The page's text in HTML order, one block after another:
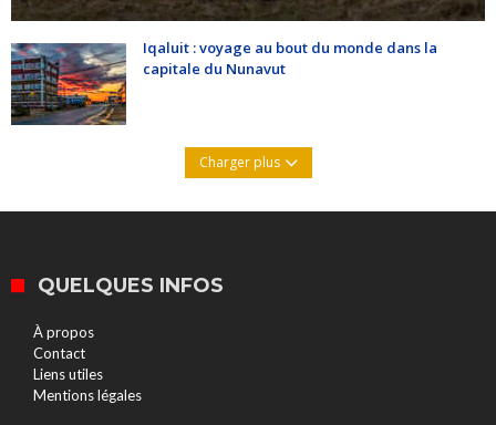
Iqaluit : voyage au bout du monde dans la
capitale du Nunavut
Charger plus
QUELQUES INFOS
À propos
Contact
Liens utiles
Mentions légales